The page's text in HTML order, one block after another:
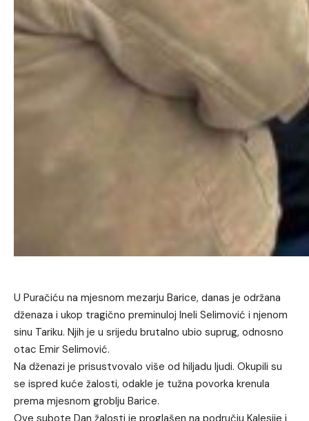
U Puračiću na mjesnom mezarju Barice, danas je održana
dženaza i ukop tragično preminuloj Ineli Selimović i njenom
sinu Tariku. Njih je u srijedu brutalno ubio suprug, odnosno
otac Emir Selimović.
Na dženazi je prisustvovalo više od hiljadu ljudi. Okupili su
se ispred kuće žalosti, odakle je tužna povorka krenula
prema mjesnom groblju Barice.
Ove subote Dan žalosti je proglašen na području Kalesije i